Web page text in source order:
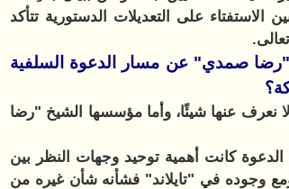
الاستفتاء على التعديلات الدستورية تتأكد
"رضا صمدي" عن مسار الدعوة السلفية
عنها شيئًا، وأما مؤسسها الشيخ "رضا
كانت أهمية توحيد وجهات النظر بين
ومع وجوده في "تايلاند" فشأنه شأن غيره من